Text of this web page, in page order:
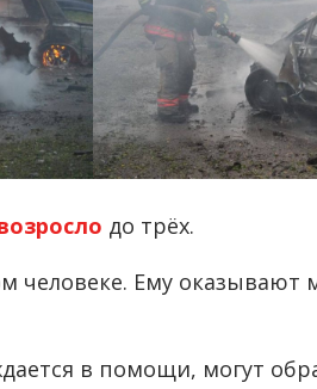
до трёх.
человеке. Ему оказывают
в помощи, могут